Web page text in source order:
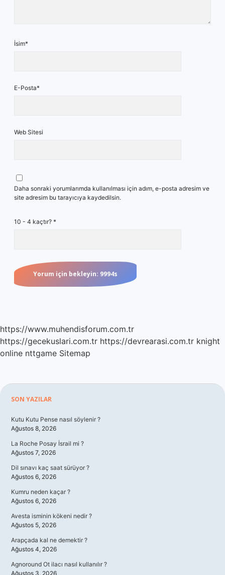
İsim*
E-Posta*
Web Sitesi
Daha sonraki yorumlarımda kullanılması için adım, e-posta adresim ve
site adresim bu tarayıcıya kaydedilsin.
10 - 4 kaçtır? *
https://www.muhendisforum.com.tr
https://gecekuslari.com.tr https://devrearasi.com.tr knight
online nttgame Sitemap
Sidebar
SON YAZILAR
Kutu Kutu Pense nasıl söylenir ?
Ağustos 8, 2026
La Roche Posay İsrail mi ?
Ağustos 7, 2026
Dil sınavı kaç saat sürüyor ?
Ağustos 6, 2026
Kumru neden kaçar ?
Ağustos 6, 2026
Avesta isminin kökeni nedir ?
Ağustos 5, 2026
Arapçada kal ne demektir ?
Ağustos 4, 2026
Agnoround Ot ilacı nasıl kullanılır ?
Ağustos 3, 2026